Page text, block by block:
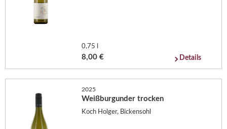
0,75 l
8,00 € Details
2025
Weißburgunder trocken
Koch Holger, Bickensohl